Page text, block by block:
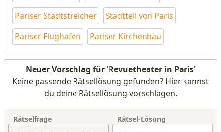
Pariser Stadtstreicher
Stadtteil von Paris
Pariser Flughafen
Pariser Kirchenbau
Neuer Vorschlag für 'Revuetheater in Paris'
Keine passende Rätsellösung gefunden? Hier kannst
du deine Rätsellösung vorschlagen.
Rätselfrage Rätsel-Lösung